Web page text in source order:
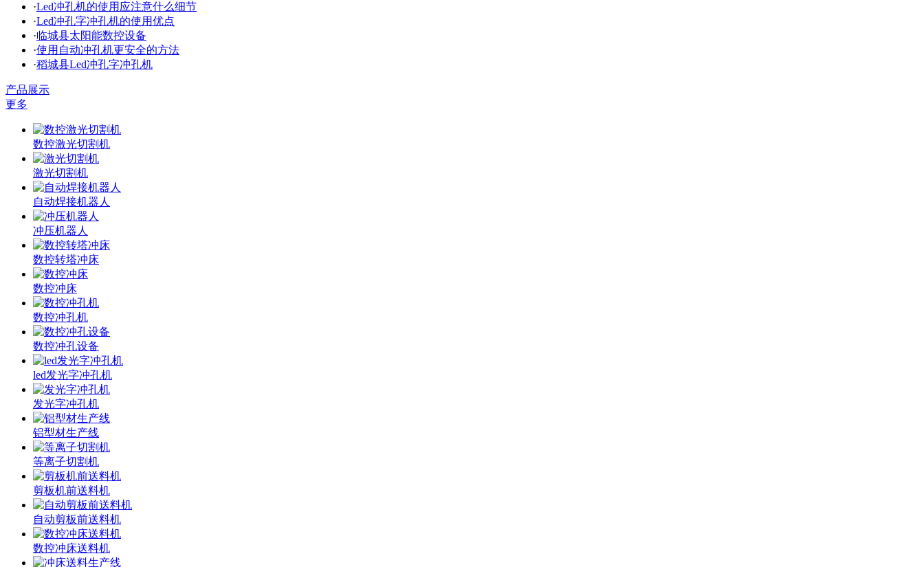
·Led冲孔机的使用应注意什么细节
·Led冲孔字冲孔机的使用优点
·临城县太阳能数控设备
·使用自动冲孔机更安全的方法
·稻城县Led冲孔字冲孔机
产品展示
更多
数控激光切割机
激光切割机
自动焊接机器人
冲压机器人
数控转塔冲床
数控冲床
数控冲孔机
数控冲孔设备
led发光字冲孔机
发光字冲孔机
铝型材生产线
等离子切割机
剪板机前送料机
自动剪板前送料机
数控冲床送料机